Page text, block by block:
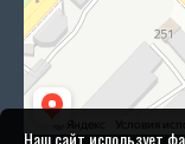
Наш сайт использует